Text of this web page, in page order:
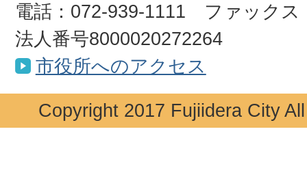
電話：072-939-1111 ファックス
法人番号8000020272264
市役所へのアクセス
Copyright 2017 Fujiidera City